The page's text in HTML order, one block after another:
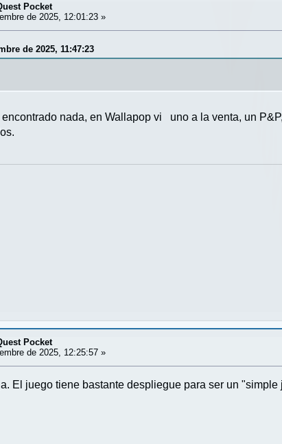
Pocket
de 2025, 12:01:23 »
de 2025, 11:47:23
nada, en Wallapop vi uno a la venta, un
Pocket
de 2025, 12:25:57 »
El juego tiene bastante despliegue para ser un "simple